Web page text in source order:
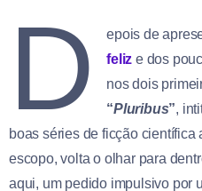
D epois de
feliz e dos
nos dois
“Pluribus”,
boas séries de ficção científica
escopo, volta o olhar para
aqui, um pedido impulsivo por